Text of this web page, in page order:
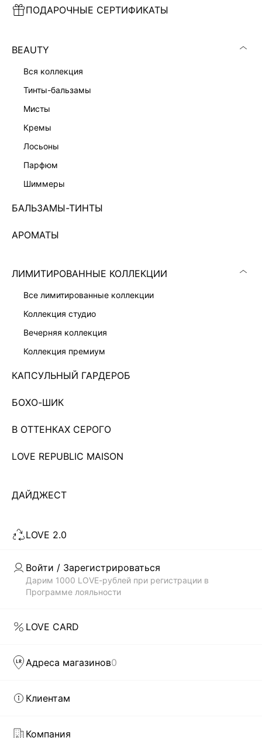
ПОДАРОЧНЫЕ СЕРТИФИКАТЫ
BEAUTY
вся коллекция
тинты-бальзамы
мисты
кремы
лосьоны
парфюм
шиммеры
БАЛЬЗАМЫ-ТИНТЫ
АРОМАТЫ
ЛИМИТИРОВАННЫЕ КОЛЛЕКЦИИ
все лимитированные коллекции
коллекция студио
вечерняя коллекция
коллекция премиум
КАПСУЛЬНЫЙ ГАРДЕРОБ
БОХО-ШИК
В ОТТЕНКАХ СЕРОГО
LOVE REPUBLIC MAISON
ДАЙДЖЕСТ
LOVE 2.0
Войти / Зарегистрироваться
Дарим 1000 LOVE-рублей при регистрации в
Программе лояльности
LOVE CARD
Адреса магазинов0
Клиентам
Компания
ПЛАТЬЕ ИЗ АНГОРЫ
13 999 ₽-64% 4 999 ₽
ДЖЕМПЕР ИЗ АНГОРЫ
9 999 ₽-54%
ПЛАТЬЕ ИЗ 100% ШЕРСТИ
ПРЕМИАЛЬНАЯ КОЛЛЕКЦИЯ
Показано 0 из 537 товаров
в AppStore
КАТАЛОГ
КОМПАНИЯ
КЛИЕНТАМ
ЛИЧНЫЙ КАБИНЕТ